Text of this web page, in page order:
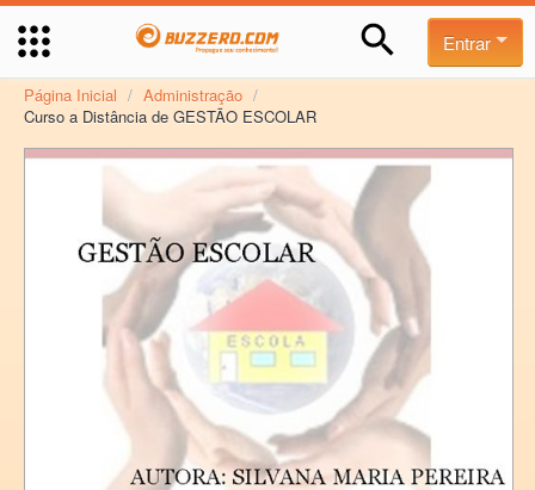
Entrar
Página Inicial / Administração /
Curso a Distância de GESTÃO ESCOLAR